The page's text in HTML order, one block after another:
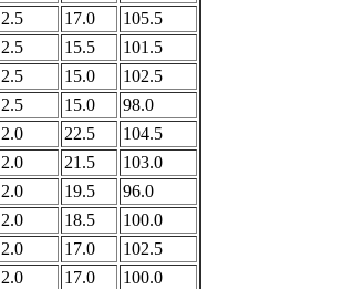
2.5 17.0
105.5
2.5 15.5
101.5
2.5 15.0
102.5
2.5 15.0
98.0
2.0 22.5
104.5
2.0 21.5
103.0
2.0 19.5
96.0
2.0 18.5
100.0
2.0 17.0
102.5
2.0 17.0 100.0